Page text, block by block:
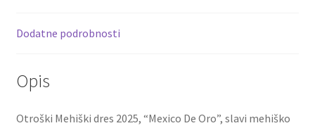
k
Dodatne podrobnosti
Opis
Otroški Mehiški dres 2025, “Mexico De Oro”, slavi mehiško